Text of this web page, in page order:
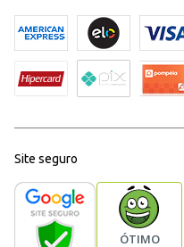
Site seguro